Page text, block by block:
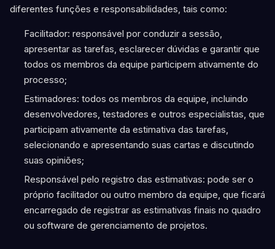
diferentes funções e responsabilidades, tais como:
Facilitador: responsável por conduzir a sessão,
apresentar as tarefas, esclarecer dúvidas e garantir que
todos os membros da equipe participem ativamente do
processo;
Estimadores: todos os membros da equipe, incluindo
desenvolvedores, testadores e outros especialistas, que
participam ativamente da estimativa das tarefas,
selecionando e apresentando suas cartas e discutindo
suas opiniões;
Responsável pelo registro das estimativas: pode ser o
próprio facilitador ou outro membro da equipe, que ficará
encarregado de registrar as estimativas finais no quadro
ou software de gerenciamento de projetos.